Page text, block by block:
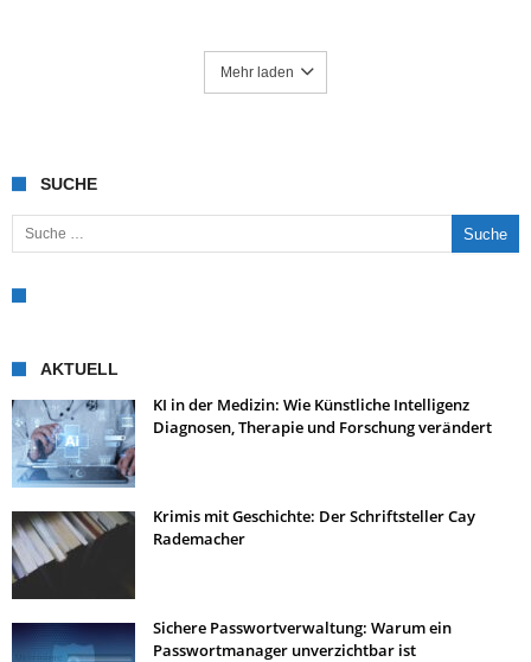
Mehr laden
SUCHE
Suche nach:
AKTUELL
KI in der Medizin: Wie Künstliche Intelligenz
Diagnosen, Therapie und Forschung verändert
Krimis mit Geschichte: Der Schriftsteller Cay
Rademacher
Sichere Passwortverwaltung: Warum ein
Passwortmanager unverzichtbar ist